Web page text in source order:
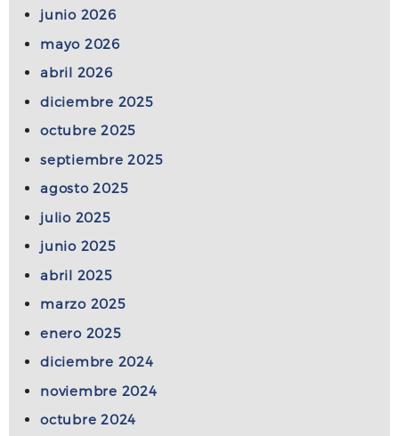
junio 2026
mayo 2026
abril 2026
diciembre 2025
octubre 2025
septiembre 2025
agosto 2025
julio 2025
junio 2025
abril 2025
marzo 2025
enero 2025
diciembre 2024
noviembre 2024
octubre 2024